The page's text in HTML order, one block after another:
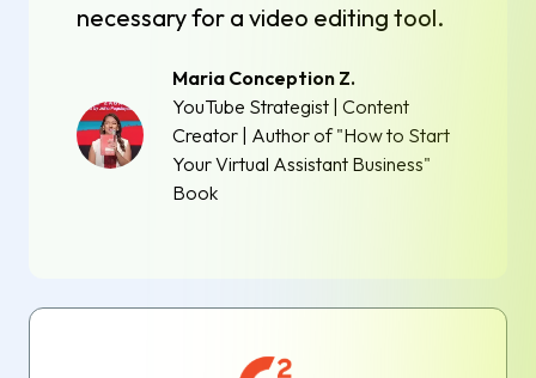
necessary for a video editing tool.
Maria Conception Z.
YouTube Strategist | Content
Creator | Author of "How to Start
Your Virtual Assistant Business"
Book